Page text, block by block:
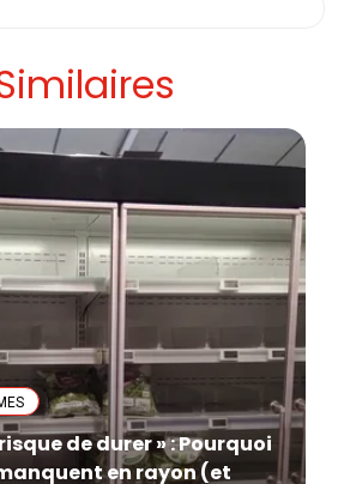
de durer » : Pourquoi
en rayon (et